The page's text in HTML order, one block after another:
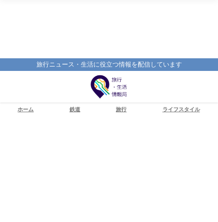
旅行ニュース・生活に役立つ情報を配信しています
ホーム 鉄道 旅行 ライフスタイル